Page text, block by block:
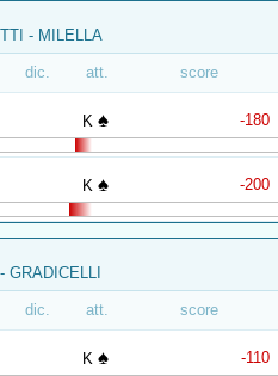
- MILELLA
dic. att. score
K ♠ -180
K ♠ -200
GRADICELLI
dic. att. score
K ♠ -110